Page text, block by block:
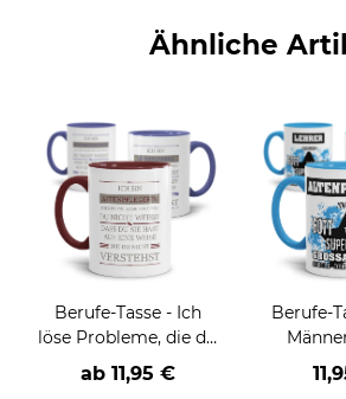
Ähnliche
Berufe-Tasse - Ich
löse Probleme, die du
nicht verstehst -
verschiedene Berufe
ab 11,95 €
Berufe-